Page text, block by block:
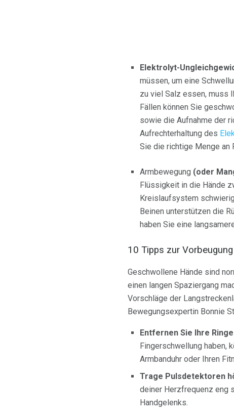
Elektrolyt-
müssen, um eine
zu viel Salz essen, muss
Fällen können Sie
sowie die Aufnahme der
Aufrechterhaltung des
Sie die richtige Menge an
Armbewegung (oder
Flüssigkeit in die Hände
Kreislaufsystem
Beinen unterstützen die
haben Sie eine
10 Tipps zur
Geschwollene Hände sind
einen langen Spaziergang
Vorschläge der
Bewegungsexpertin Bonnie
Entfernen Sie Ihre
Fingerschwellung haben,
Armbanduhr oder Ihren
Trage Pulsdetektoren
deiner Herzfrequenz eng
Handgelenks.